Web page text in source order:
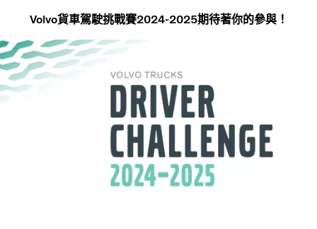
Volvo貨車駕駛挑戰賽2024-2025期待著你的參與！